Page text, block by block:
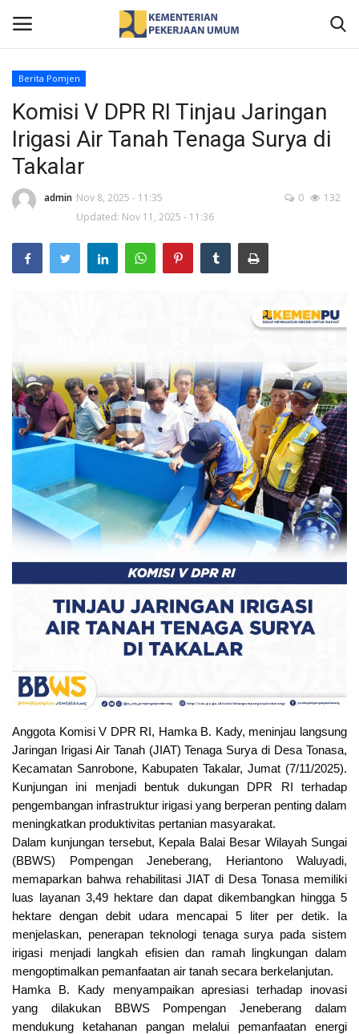
Home
Profil
Berita
Gallery
Berita Pomjen
Komisi V DPR RI Tinjau Jaringan
Irigasi Air Tanah Tenaga Surya di
Takalar
admin Nov 8, 2025 - 11:35
Updated: Nov 11, 2025 - 11:36
0 132
Anggota Komisi V DPR RI, Hamka B. Kady, meninjau langsung
Jaringan Irigasi Air Tanah (JIAT) Tenaga Surya di Desa Tonasa,
Kecamatan Sanrobone, Kabupaten Takalar, Jumat (7/11/2025).
Kunjungan ini menjadi bentuk dukungan DPR RI terhadap
pengembangan infrastruktur irigasi yang berperan penting dalam
meningkatkan produktivitas pertanian masyarakat.
Dalam kunjungan tersebut, Kepala Balai Besar Wilayah Sungai
(BBWS) Pompengan Jeneberang, Heriantono Waluyadi,
memaparkan bahwa rehabilitasi JIAT di Desa Tonasa memiliki
luas layanan 3,49 hektare dan dapat dikembangkan hingga 5
hektare dengan debit udara mencapai 5 liter per detik. Ia
menjelaskan, penerapan teknologi tenaga surya pada sistem
irigasi menjadi langkah efisien dan ramah lingkungan dalam
mengoptimalkan pemanfaatan air tanah secara berkelanjutan.
Hamka B. Kady menyampaikan apresiasi terhadap inovasi
yang dilakukan BBWS Pompengan Jeneberang dalam
mendukung ketahanan pangan melalui pemanfaatan energi